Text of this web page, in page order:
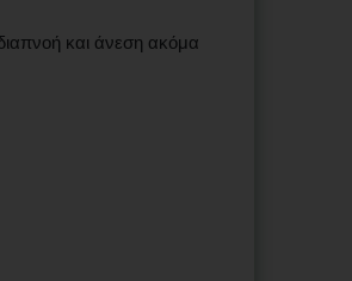
και άνεση ακόμα